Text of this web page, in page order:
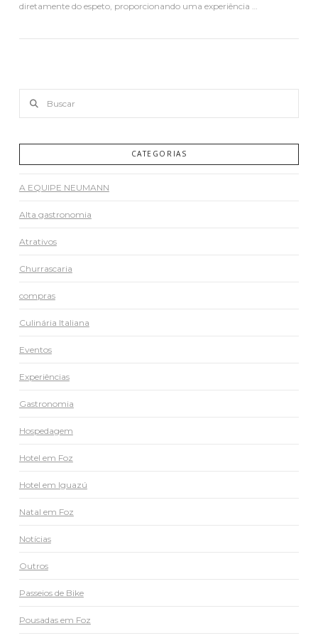
diretamente do espeto, proporcionando uma experiência …
CATEGORIAS
A EQUIPE NEUMANN
Alta gastronomia
Atrativos
Churrascaria
compras
Culinária Italiana
Eventos
Experiências
Gastronomia
Hospedagem
Hotel em Foz
Hotel em Iguazú
Natal em Foz
Notícias
Outros
Passeios de Bike
Pousadas em Foz